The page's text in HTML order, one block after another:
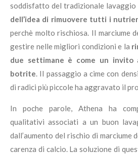
soddisfatto del tradizionale lavaggio
dell’idea di rimuovere tutti i
perchè molto rischiosa. Il marciume
gestire nelle migliori condizioni e la
due settimane è come un invito
botrite. Il passaggio a cime con
di radici più piccole ha aggravato il
In poche parole, Athena ha
qualitativi associati a un buon
dall’aumento del rischio di marciume
carenza di calcio. La soluzione di